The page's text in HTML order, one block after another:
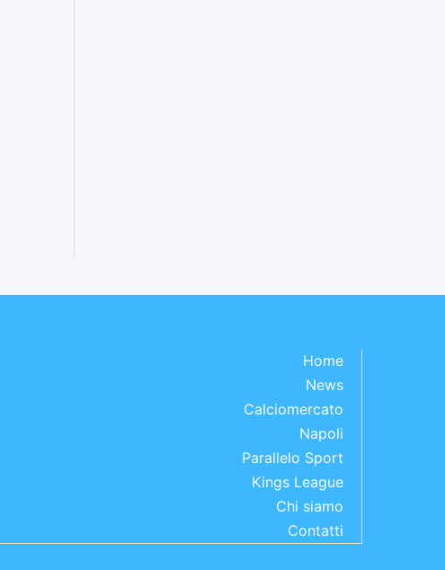
Home
News
Calciomercato
Napoli
Parallelo Sport
Kings League
Chi siamo
Contatti